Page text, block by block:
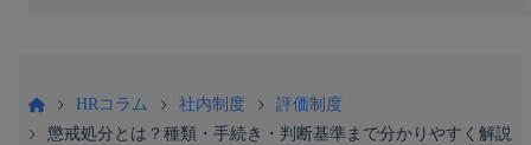
HRコラム 社内制度
評価制度
懲戒処分とは？種類・手続き・判断基準まで分かりやすく解説